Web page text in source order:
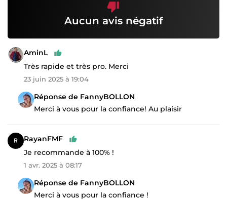
Aucun avis négatif
AminL
Très rapide et très pro. Merci
23 juin 2025 à 19:04
Réponse de FannyBOLLON
Merci à vous pour la confiance! Au plaisir
RayanFMF
Je recommande à 100% !
1 avr. 2025 à 08:17
Réponse de FannyBOLLON
Merci à vous pour la confiance !